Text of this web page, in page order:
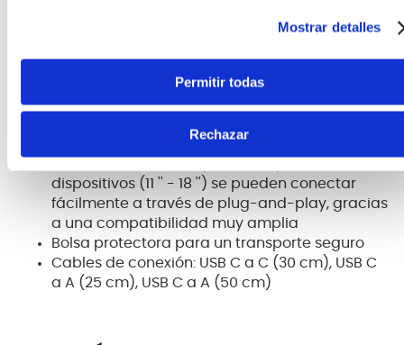
Mostrar detalles
Permitir todas
Rechazar
directamente desde el Stand Hub a través del
Un puerto USB-C para conectar
computadoras portátiles y dispositivos
Un puerto USB-C PD para uso pasivo y activo
dispositivos (11 '' - 18 '') se pueden conectar
fácilmente a través de plug-and-play, gracias
a una compatibilidad muy amplia
Bolsa protectora para un transporte seguro
Cables de conexión: USB C a C (30 cm), USB C
a A (25 cm), USB C a A (50 cm)